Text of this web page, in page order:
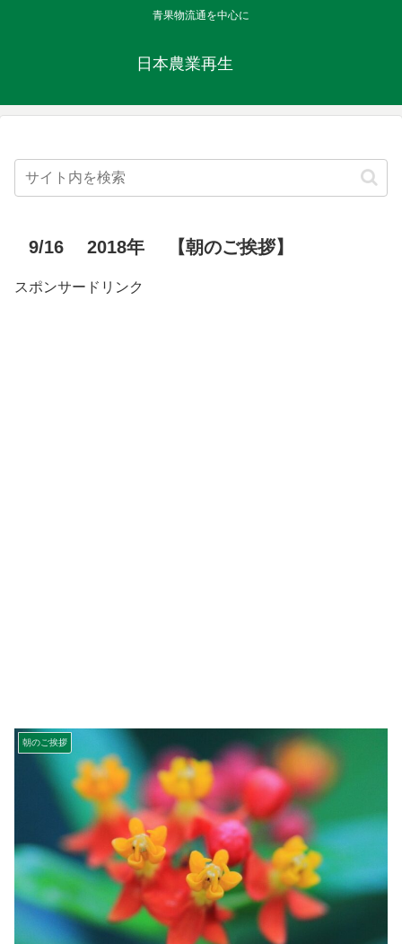
青果物流通を中心に
日本農業再生
9/16 2018年 【朝のご挨拶】
スポンサードリンク
朝のご挨拶